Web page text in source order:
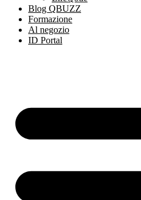
Blog QBUZZ
Formazione
Al negozio
ID Portal